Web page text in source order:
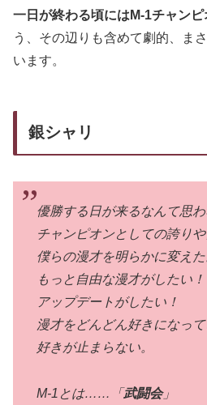
一日が終わる頃にはM-1チャン
う、その辺りも含めて劇的、ま
います。
銀シャリ
優勝する日が来るなんて思わ
チャンピオンとしての誇りや
僕らの漫才を明らかに変えた
もっと自由な漫才がしたい！
アップデートがしたい！
漫才をどんどん好きになって
好きが止まらない。
M-1とは……「 武闘会」